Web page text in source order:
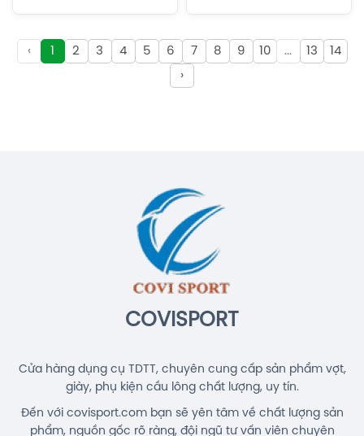
Hãng
Cước Cầu Lông Gosen Ryzonic 69
Chính Hãng
150.000đ
Balo Cầu Lông Yonex BA52512
(White/Blue) Chính Hãng
1.690.000đ
‹ 1 2 3 4 5 6 7 8 9 10 ... 13
14
›
COVISPORT
Cửa hàng dụng cụ TDTT, chuyên cung cấp sản phẩm vợt,
giày, phụ kiện cầu lông chất lượng, uy tín.
Đến với covisport.com bạn sẽ yên tâm về chất lượng sản
phẩm, nguồn gốc rõ ràng, đội ngũ tư vấn viên chuyên